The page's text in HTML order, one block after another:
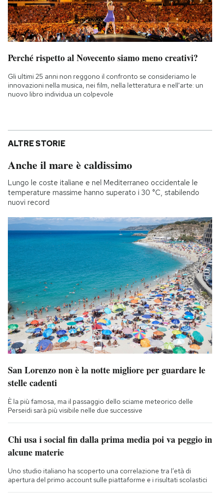
Perché rispetto al Novecento siamo meno creativi?
Gli ultimi 25 anni non reggono il confronto se consideriamo le
innovazioni nella musica, nei film, nella letteratura e nell'arte: un
nuovo libro individua un colpevole
ALTRE STORIE
Anche il mare è caldissimo
Lungo le coste italiane e nel Mediterraneo occidentale le
temperature massime hanno superato i 30 °C, stabilendo
nuovi record
San Lorenzo non è la notte migliore per guardare le
stelle cadenti
È la più famosa, ma il passaggio dello sciame meteorico delle
Perseidi sarà più visibile nelle due successive
Chi usa i social fin dalla prima media poi va peggio in
alcune materie
Uno studio italiano ha scoperto una correlazione tra l’età di
apertura del primo account sulle piattaforme e i risultati scolastici